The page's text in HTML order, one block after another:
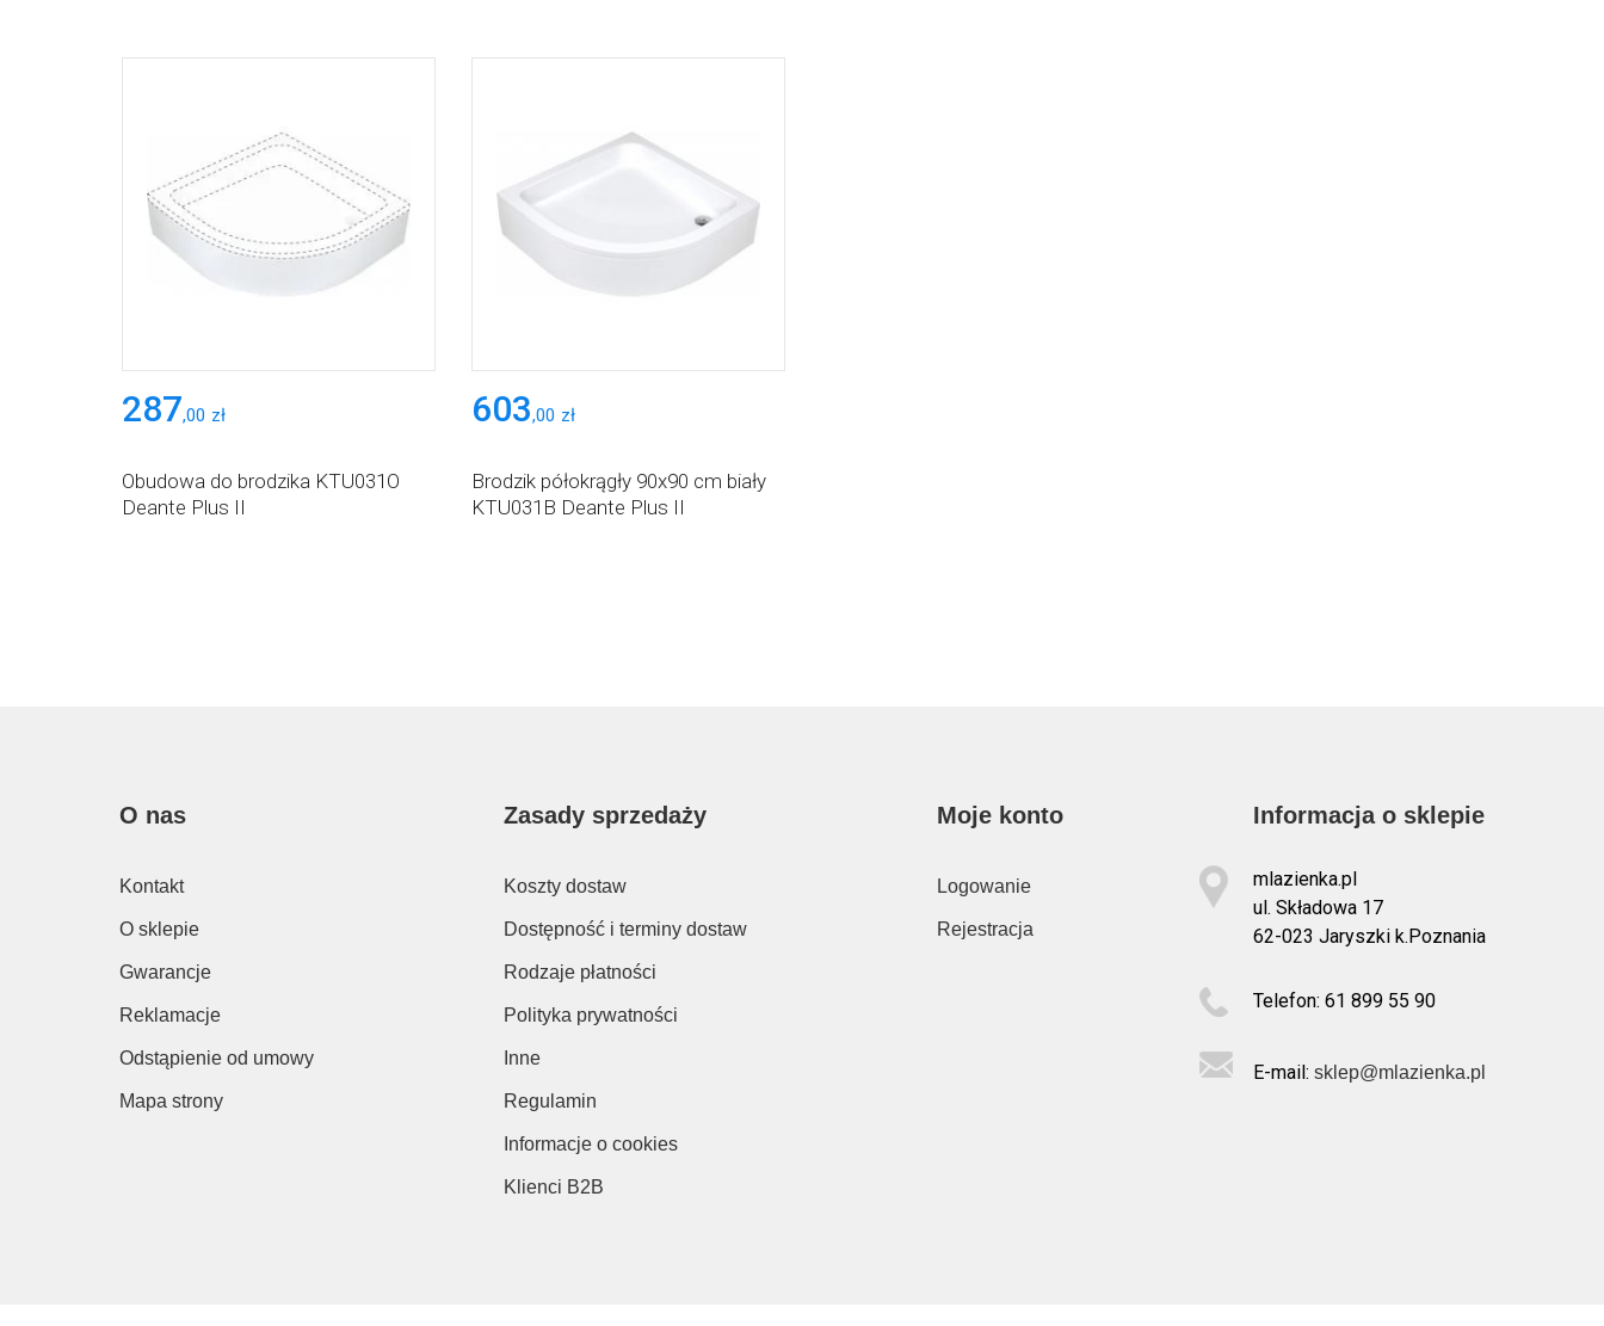
287,00 zł
Obudowa do brodzika KTU031O
Deante Plus II
603,00 zł
Brodzik półokrągły 90x90 cm biały
KTU031B Deante Plus II
O nas
Kontakt
O sklepie
Gwarancje
Reklamacje
Odstąpienie od umowy
Mapa strony
Zasady sprzedaży
Koszty dostaw
Dostępność i terminy dostaw
Rodzaje płatności
Polityka prywatności
Inne
Regulamin
Informacje o cookies
Klienci B2B
Moje konto
Logowanie
Rejestracja
Informacja o sklepie
mlazienka.pl
ul. Składowa 17
62-023 Jaryszki k.Poznania
Telefon: 61 899 55 90
E-mail: sklep@mlazienka.pl